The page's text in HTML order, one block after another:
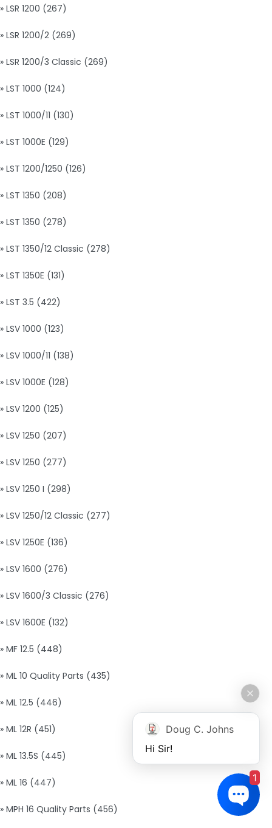
» LSR 1200 (267)
» LSR 1200/2 (269)
» LSR 1200/3 Classic (269)
» LST 1000 (124)
» LST 1000/11 (130)
» LST 1000E (129)
» LST 1200/1250 (126)
» LST 1350 (208)
» LST 1350 (278)
» LST 1350/12 Classic (278)
» LST 1350E (131)
» LST 3.5 (422)
» LSV 1000 (123)
» LSV 1000/11 (138)
» LSV 1000E (128)
» LSV 1200 (125)
» LSV 1250 (207)
» LSV 1250 (277)
» LSV 1250 I (298)
» LSV 1250/12 Classic (277)
» LSV 1250E (136)
» LSV 1600 (276)
» LSV 1600/3 Classic (276)
» LSV 1600E (132)
» MF 12.5 (448)
» ML 10 Quality Parts (435)
» ML 12.5 (446)
» ML 12R (451)
» ML 13.5S (445)
» ML 16 (447)
» MPH 16 Quality Parts (456)
Doug C. Johns
Hi Sir!
1